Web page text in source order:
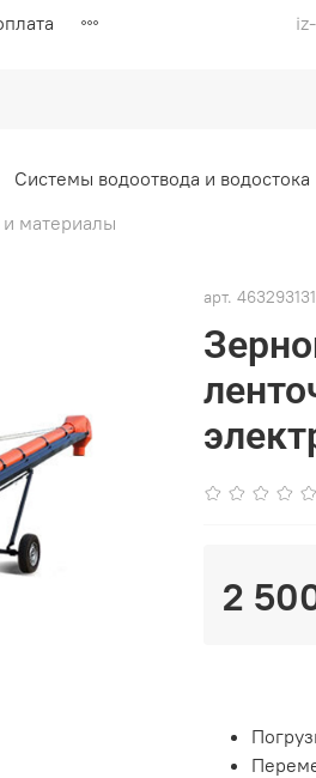
Системы водоотвода и водостока
материалы
арт. 463293131
2